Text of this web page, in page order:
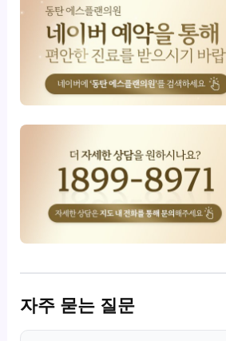
자주 묻는 질문